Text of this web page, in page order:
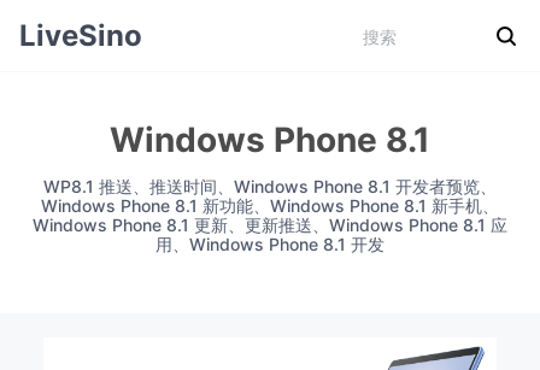
LiveSino
Windows Phone 8.1
WP8.1 推送、推送时间、Windows Phone 8.1 开发者预览、
Windows Phone 8.1 新功能、Windows Phone 8.1 新手机、
Windows Phone 8.1 更新、更新推送、Windows Phone 8.1 应
用、Windows Phone 8.1 开发